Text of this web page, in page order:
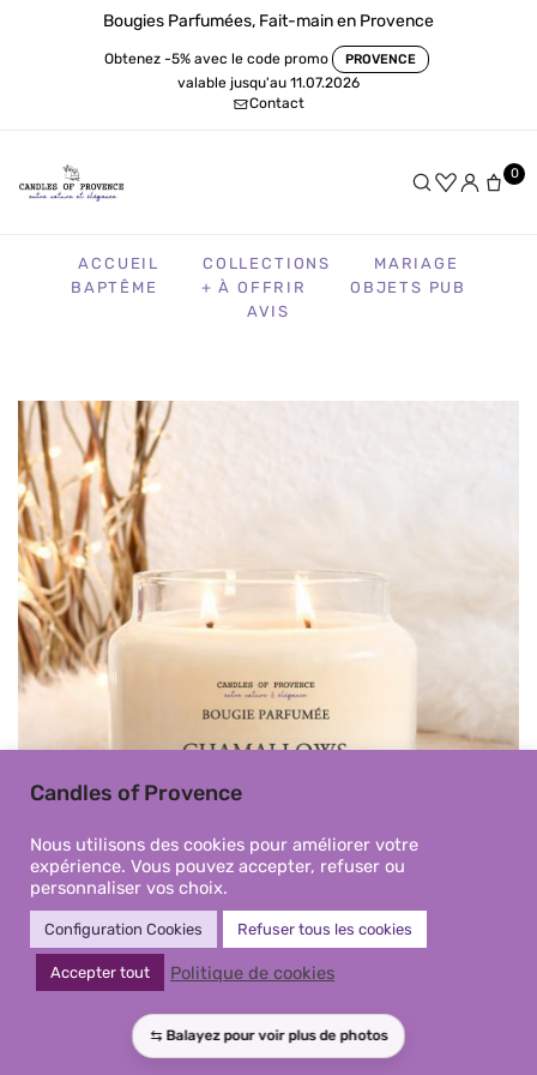
Bougies Parfumées, Fait-main en Provence
Obtenez -5% avec le code promo PROVENCE
valable jusqu'au 11.07.2026
Contact
0
ACCUEIL COLLECTIONS
MARIAGE
BAPTÊME
+ À OFFRIR
OBJETS PUB
AVIS
Bougie parfumée Chamallows
artisanale | Fait-main en
Provence
Candles of Provence
Nous utilisons des cookies pour améliorer votre
expérience. Vous pouvez accepter, refuser ou
personnaliser vos choix.
Configuration Cookies Refuser tous les cookies
Accepter tout Politique de cookies